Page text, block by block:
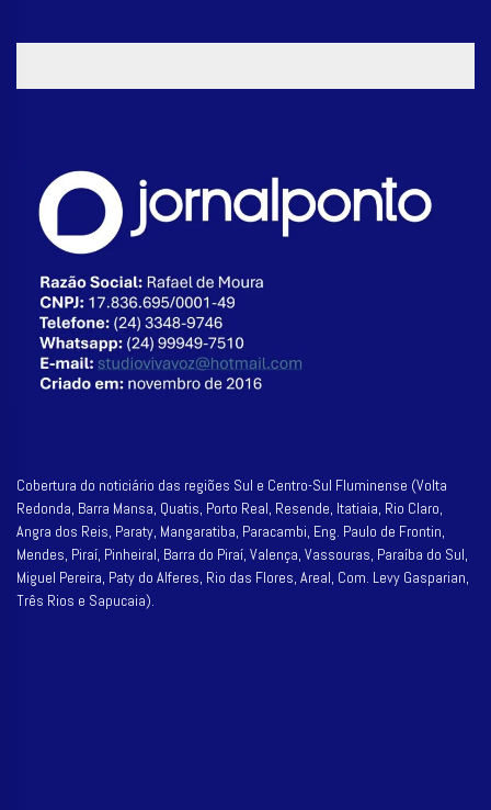
Cobertura do noticiário das regiões Sul e Centro-Sul Fluminense (Volta
Redonda, Barra Mansa, Quatis, Porto Real, Resende, Itatiaia, Rio Claro,
Angra dos Reis, Paraty, Mangaratiba, Paracambi, Eng. Paulo de Frontin,
Mendes, Piraí, Pinheiral, Barra do Piraí, Valença, Vassouras, Paraíba do Sul,
Miguel Pereira, Paty do Alferes, Rio das Flores, Areal, Com. Levy Gasparian,
Três Rios e Sapucaia).